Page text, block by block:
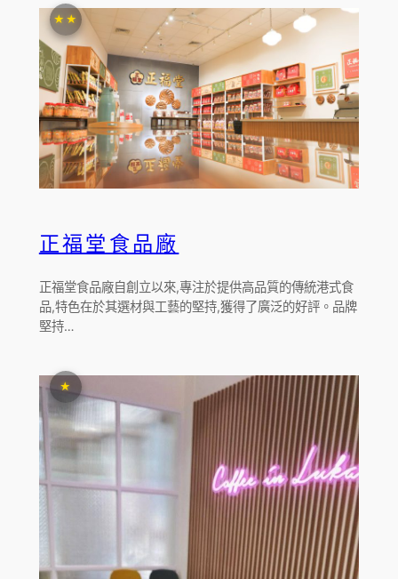
正福堂食品廠
★★
正福堂食品廠自創立以來,專注於提供高品質的傳統港式食
品,特色在於其選材與工藝的堅持,獲得了廣泛的好評。品牌
堅持…
★